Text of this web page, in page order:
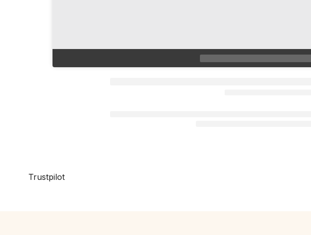
Trustpilot